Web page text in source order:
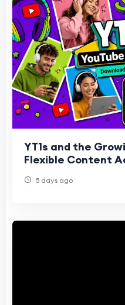
YT1s and the
Flexible Content
5 days ago